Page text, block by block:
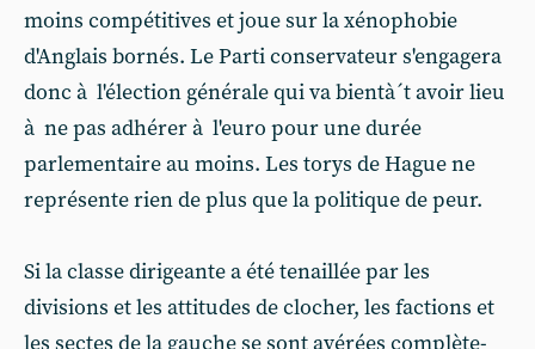
moins compétitives et joue sur la xénophobie
d'Anglais bornés. Le Parti conservateur s'engagera
donc à l'élection générale qui va bientà´t avoir lieu
à ne pas adhérer à l'euro pour une durée
parlementaire au moins. Les torys de Hague ne
représente rien de plus que la politique de peur.
Si la classe dirigeante a été tenaillée par les
divisions et les attitudes de clocher, les factions et